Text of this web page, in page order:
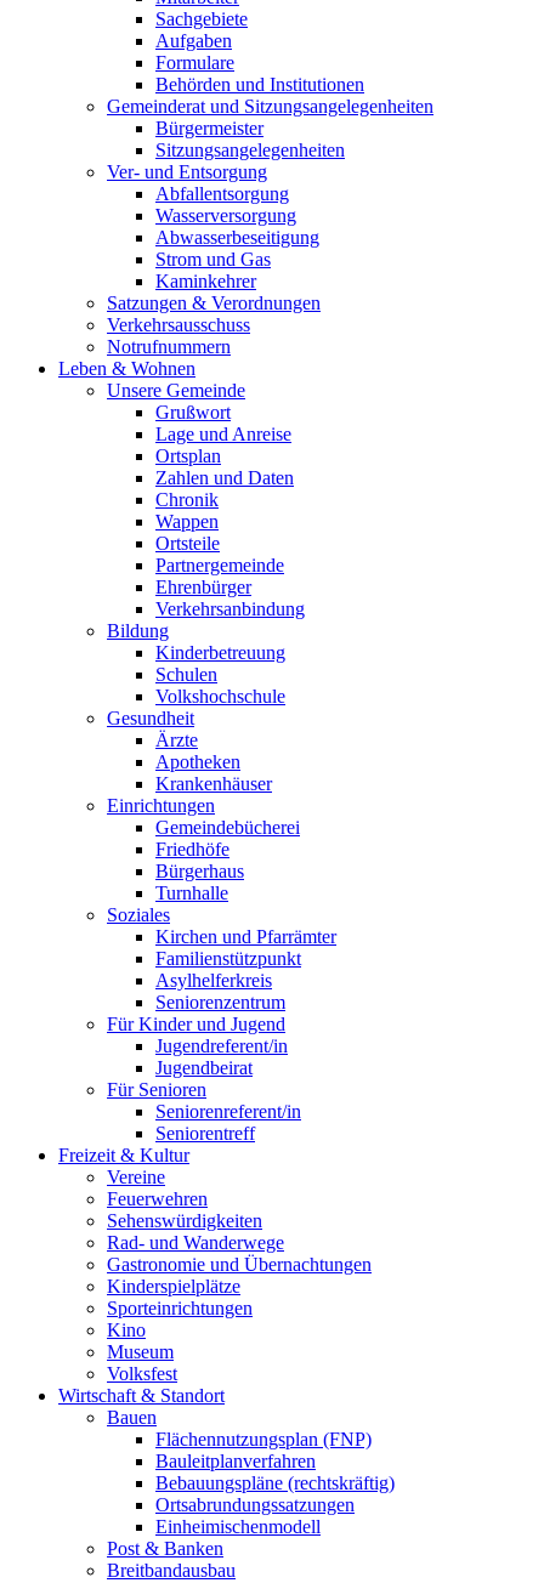
Sachgebiete
Aufgaben
Formulare
Behörden und Institutionen
Gemeinderat und Sitzungsangelegenheiten
Bürgermeister
Sitzungsangelegenheiten
Ver- und Entsorgung
Abfallentsorgung
Wasserversorgung
Abwasserbeseitigung
Strom und Gas
Kaminkehrer
Satzungen & Verordnungen
Verkehrsausschuss
Notrufnummern
Leben & Wohnen
Unsere Gemeinde
Grußwort
Lage und Anreise
Ortsplan
Zahlen und Daten
Chronik
Wappen
Ortsteile
Partnergemeinde
Ehrenbürger
Verkehrsanbindung
Bildung
Kinderbetreuung
Schulen
Volkshochschule
Gesundheit
Ärzte
Apotheken
Krankenhäuser
Einrichtungen
Gemeindebücherei
Friedhöfe
Bürgerhaus
Turnhalle
Soziales
Kirchen und Pfarrämter
Familienstützpunkt
Asylhelferkreis
Seniorenzentrum
Für Kinder und Jugend
Jugendreferent/in
Jugendbeirat
Für Senioren
Seniorenreferent/in
Seniorentreff
Freizeit & Kultur
Vereine
Feuerwehren
Sehenswürdigkeiten
Rad- und Wanderwege
Gastronomie und Übernachtungen
Kinderspielplätze
Sporteinrichtungen
Kino
Museum
Volksfest
Wirtschaft & Standort
Bauen
Flächennutzungsplan (FNP)
Bauleitplanverfahren
Bebauungspläne (rechtskräftig)
Ortsabrundungssatzungen
Einheimischenmodell
Post & Banken
Breitbandausbau